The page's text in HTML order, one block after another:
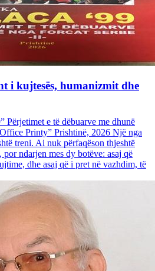
i kujtesës, humanizmit dhe
e të dëbuarve me dhunë
Printy” Prishtinë, 2026 Një nga
treni. Ai nuk përfaqëson thjeshtë
ndarjen mes dy botëve: asaj që
dhe asaj që i pret në vazhdim, të